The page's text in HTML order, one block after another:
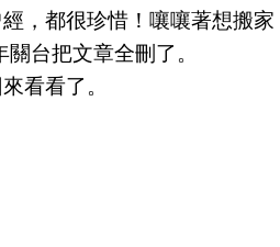
，都很珍惜！嚷嚷著想搬家
台把文章全刪了。
看看了。